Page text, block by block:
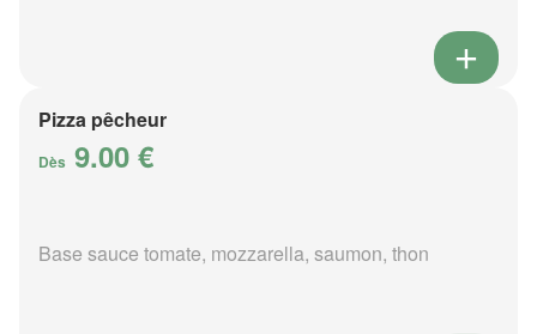
Pizza pêcheur
Dès 9.00 €
Base sauce tomate, mozzarella, saumon, thon